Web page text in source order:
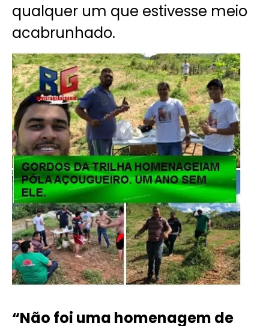
qualquer um que estivesse meio
acabrunhado.
“Não foi uma homenagem de